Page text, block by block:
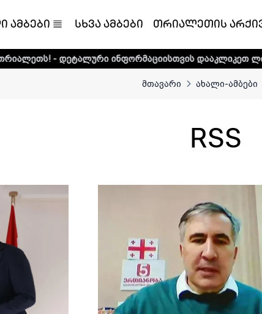
ამბები სხვა ამბები თრიალეთის
დააკლიკეთ ლინკს დაუდექით
მთავარი ახალი-ამბები
RSS